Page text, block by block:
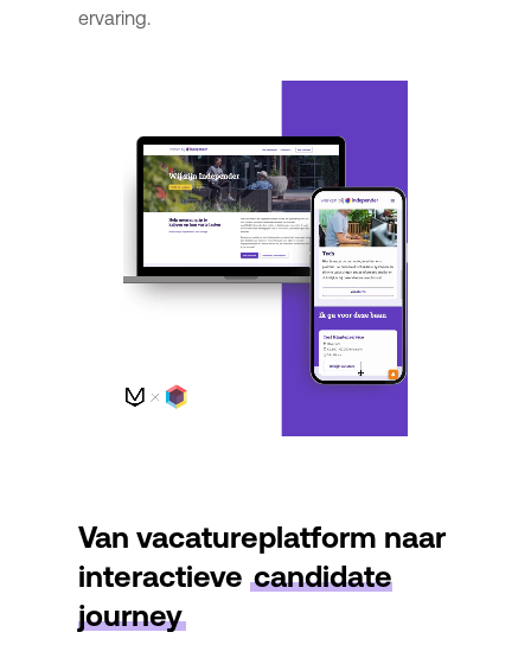
ervaring.
Van vacatureplatform naar
interactieve candidate
journey